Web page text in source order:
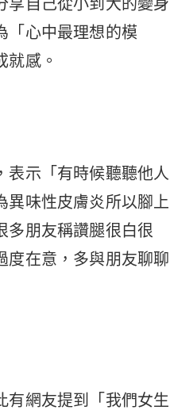
享自己從小到大的變身
「心中最理想的模
就感。
表示「有時候聽聽他人
異味性皮膚炎所以腳上
多朋友稱讚腿很白很
度在意，多與朋友聊聊
有網友提到「我們女生